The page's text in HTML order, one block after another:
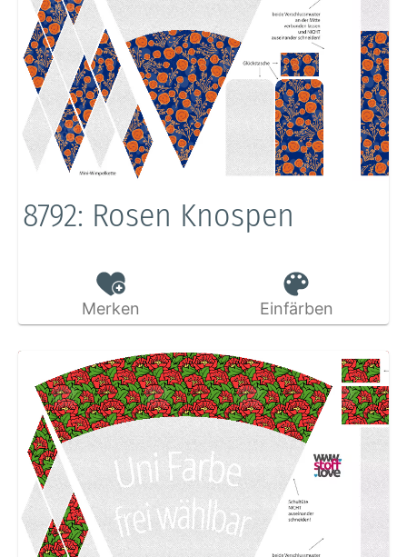
8792: Rosen Knospen
Merken Einfärben